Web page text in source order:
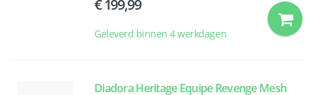
199,99
Geleverd binnen 4 werkdagen
Diadora Heritage Equipe Revenge Mesh